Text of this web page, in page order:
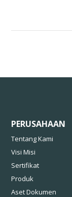
PERUSAHAAN
Tentang Kami
Visi Misi
Sertifikat
Produk
Aset Dokumen